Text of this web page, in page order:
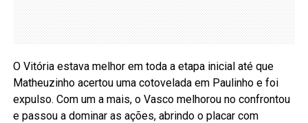
O Vitória estava melhor em toda a etapa inicial até que
Matheuzinho acertou uma cotovelada em Paulinho e foi
expulso. Com um a mais, o Vasco melhorou no confrontou
e passou a dominar as ações, abrindo o placar com